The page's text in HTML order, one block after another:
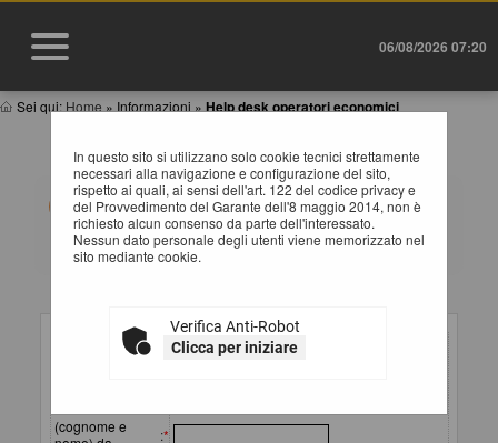
06/08/2026 07:20
Sei qui: Home » Informazioni » Help desk operatori economici
In questo sito si utilizzano solo cookie tecnici strettamente
necessari alla navigazione e configurazione del sito,
rispetto ai quali, ai sensi dell'art. 122 del codice privacy e
del Provvedimento del Garante dell'8 maggio 2014, non è
richiesto alcun consenso da parte dell'interessato.
Nessun dato personale degli utenti viene memorizzato nel
sito mediante cookie.
Verifica Anti-Robot
Clicca per iniziare
HELP DESK OPERATORE ECONOMICO
Compila il form indicando i tuoi riferimenti e il problema
riscontrato, eventualmente se necessario allegando
anche un file, e poi procedi all'invio della richiesta.
Ragione sociale
(cognome e
:*